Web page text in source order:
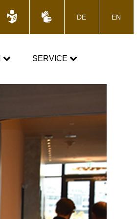
DE EN
SERVICE